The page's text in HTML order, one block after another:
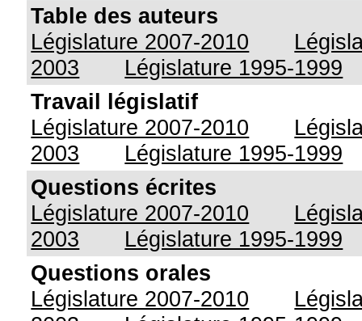
Table des auteurs
Législature 2007-2010
2003
Législature 1995-1999
Travail législatif
Législature 2007-2010
2003
Législature 1995-1999
Questions écrites
Législature 2007-2010
2003
Législature 1995-1999
Questions orales
Législature 2007-2010